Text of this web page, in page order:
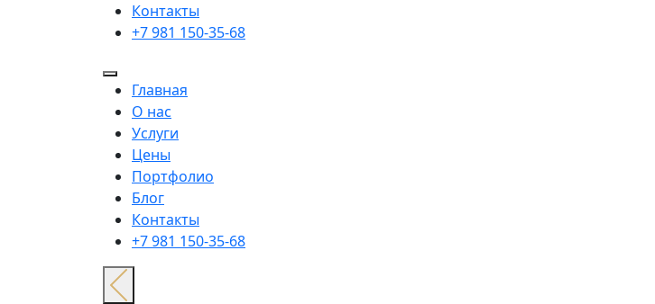
Контакты
+7 981 150-35-68
Главная
О нас
Услуги
Цены
Портфолио
Блог
Контакты
+7 981 150-35-68